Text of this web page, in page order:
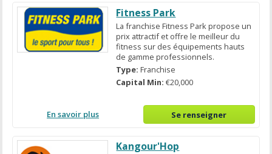
Fitness Park
La franchise Fitness Park propose un
prix attractif et offre le meilleur du
fitness sur des équipements hauts
de gamme professionnels.
Type:Franchise
Capital Min:€20,000
En savoir plus Se renseigner
Kangour'Hop